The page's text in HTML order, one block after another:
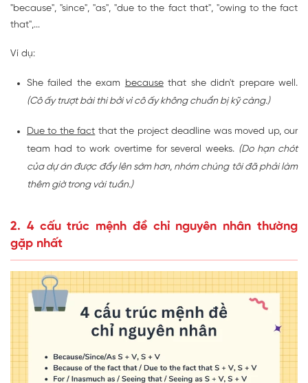
"because", "since", "as", "due to the fact that", "owing to the fact
that",...
Ví dụ:
She failed the exam becausethat she didn't prepare well.
(Cô ấy trượt bài thi bởi vì cô ấy không chuẩn bị kỹ càng.)
Due to the fact that the project deadline was moved up, our
team had to work overtime for several weeks. (Do hạn chót
của dự án được đẩy lên sớm hơn, nhóm chúng tôi đã phải làm
thêm giờ trong vài tuần.)
2. 4 cấu trúc mệnh đề chỉ nguyên nhân thường
gặp nhất